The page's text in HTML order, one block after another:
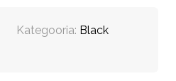
Kategooria: Black